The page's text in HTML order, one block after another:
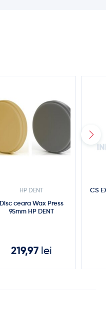
HP DENT
Disc ceara Wax Press
95mm HP DENT
219,97 lei
CS